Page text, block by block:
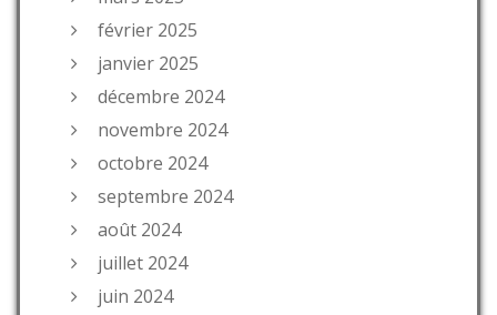
février 2025
janvier 2025
décembre 2024
novembre 2024
octobre 2024
septembre 2024
août 2024
juillet 2024
juin 2024